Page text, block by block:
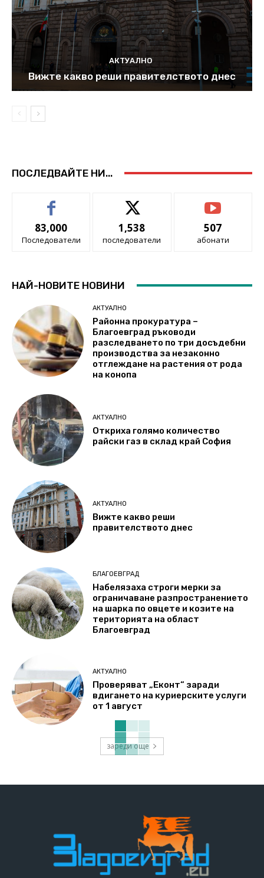
АКТУАЛНО
Вижте какво реши правителството днес
ПОСЛЕДВАЙТЕ НИ...
83,000
Последователи
1,538
последователи
507
абонати
НАЙ-НОВИТЕ НОВИНИ
АКТУАЛНО
Районна прокуратура –
Благоевград ръководи
разследването по три досъдебни
производства за незаконно
отглеждане на растения от рода
на конопа
АКТУАЛНО
Откриха голямо количество
райски газ в склад край София
АКТУАЛНО
Вижте какво реши
правителството днес
БЛАГОЕВГРАД
Набелязаха строги мерки за
ограничаване разпространението
на шарка по овцете и козите на
територията на област
Благоевград
АКТУАЛНО
Проверяват „Еконт“ заради
вдигането на куриерските услуги
от 1 август
зареди още